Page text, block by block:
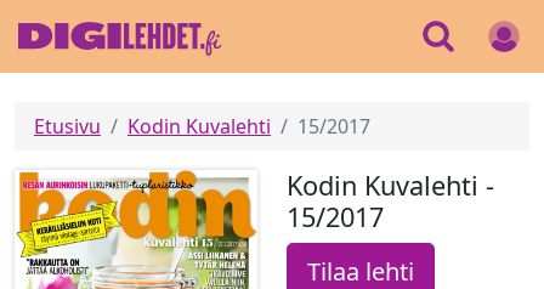
Etusivu Kodin Kuvalehti 15/2017
Kodin Kuvalehti -
15/2017
Tilaa lehti